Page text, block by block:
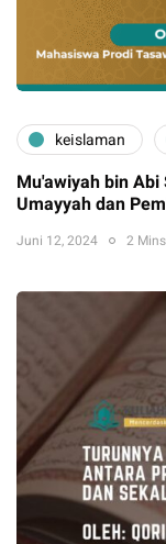
keislaman
Mu'awiyah bin
Umayyah dan
Juni 12, 2024 2